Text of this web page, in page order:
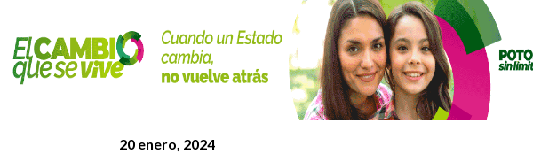
SLP CONQUISTARÁ LA
MÁGICO 2024
20 enero, 2024